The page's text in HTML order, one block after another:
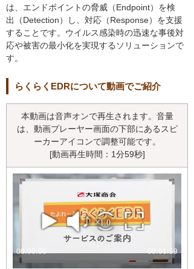
は、エンドポイントの脅威（Endpoint）を検
出（Detection）し、対応（Response）を支援
することです。ウイルス感染時の迅速な事後対
応や被害の最小化を実現するソリューションで
す。
らくらくEDRについて動画でご紹介
本動画は音声オンで再生されます。音量
は、動画プレーヤー画面の下部にあるスピ
ーカーアイコンで調整可能です。
[動画再生時間：1分59秒]